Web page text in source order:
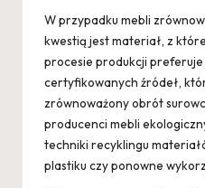
W przypadku mebli
kwestią jest materiał, z
procesie produkcji
certyfikowanych źródeł,
zrównoważony obrót
producenci mebli
techniki recyklingu
plastiku czy ponowne